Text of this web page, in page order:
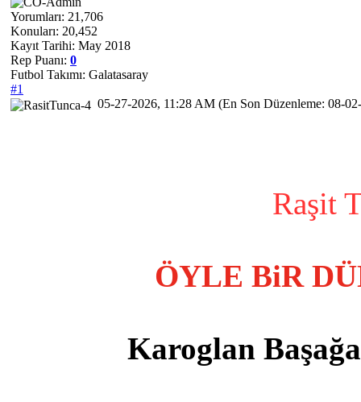
Yorumları: 21,706
Konuları: 20,452
Kayıt Tarihi: May 2018
Rep Puanı: 0
Futbol Takımı: Galatasaray
#1
05-27-2026, 11:28 AM (En Son Düzenleme: 08-
Raşit
ÖYLE BiR
Karoglan